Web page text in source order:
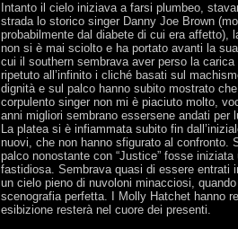
Intanto il cielo iniziava a farsi plumbeo,
strada lo storico singer Danny Joe Brown
probabilmente dal diabete di cui era affetto),
non si è mai sciolto e ha portato avanti la
cui il southern sembrava aver perso la
ripetuto all’infinito i cliché basati sul
dignità e sul palco hanno subito mostrato
corpulento singer non mi è piaciuto molto,
anni migliori sembrano essersene andati
La platea si è infiammata subito fin
nuovi, che non hanno sfigurato al
palco nonostante con “Justice” fosse
fastidiosa. Sembrava quasi di essere entrati
un cielo pieno di nuvoloni minacciosi,
scenografia perfetta. I Molly Hatchet hanno
esibizione resterà nel cuore dei presenti.